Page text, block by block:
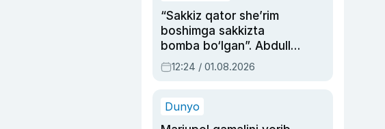
“Sakkiz qator she’rim
boshimga sakkizta
bomba bo‘lgan”. Abdulla
Oripovni siyosiy
ayblovlardan asrab
12:24 / 01.08.2026
Dunyo